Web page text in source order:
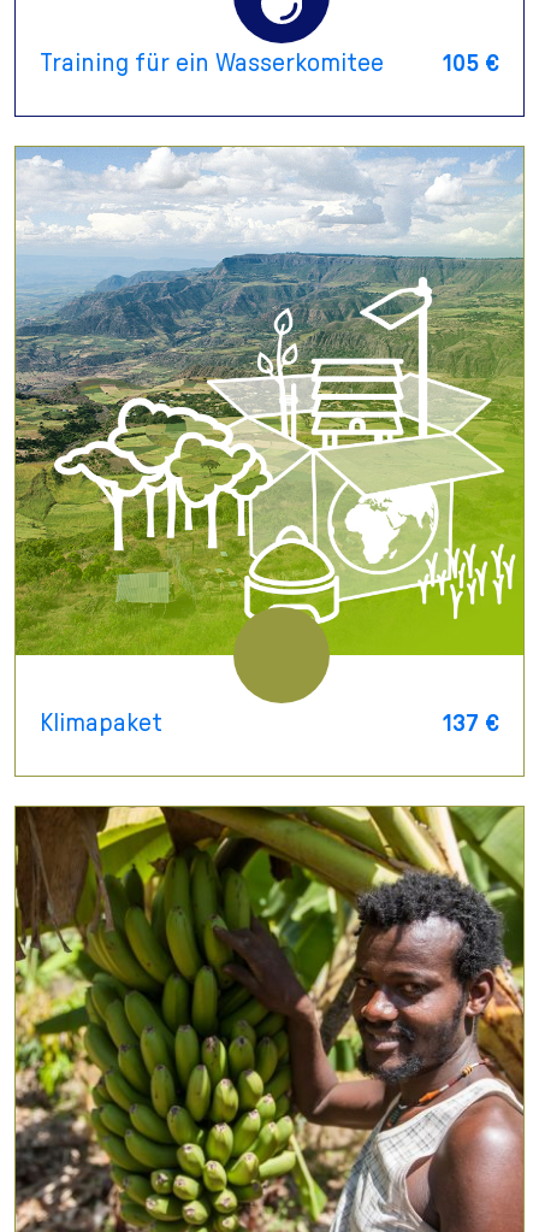
Training für ein Wasserkomitee 105 €
Klimapaket 137 €